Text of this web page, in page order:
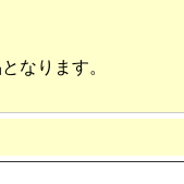
なります。